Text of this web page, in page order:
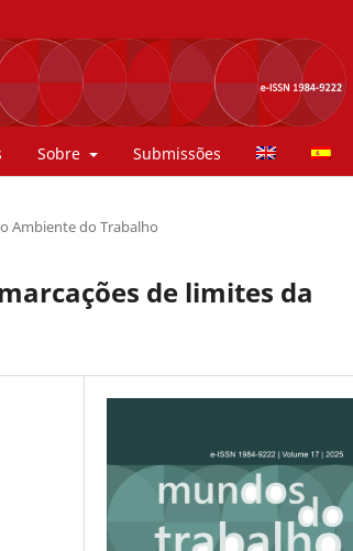
Sobre Submissões
Ambiente do Trabalho
de limites da